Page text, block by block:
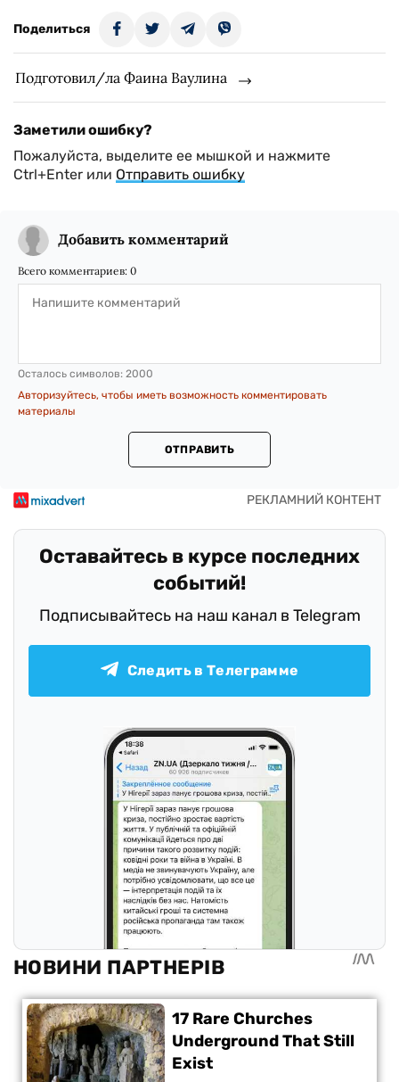
Поделиться
Подготовил/ла Фаина Ваулина
Заметили ошибку?
Пожалуйста, выделите ее мышкой и нажмите
Ctrl+Enter или Отправить ошибку
Добавить комментарий
Всего комментариев: 0
Осталось символов: 2000
Авторизуйтесь, чтобы иметь возможность комментировать
материалы
ОТПРАВИТЬ
Оставайтесь в курсе последних
событий!
Подписывайтесь на наш канал в Telegram
Следить в Телеграмме